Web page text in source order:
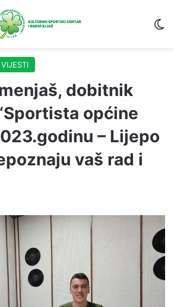
VIJESTI
dobitnik
općine
– Lijepo
vaš rad i